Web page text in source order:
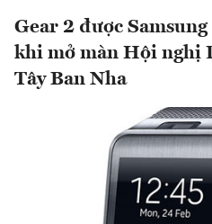
Gear 2 được
khi mở màn Hội nghị
Tây Ban Nha